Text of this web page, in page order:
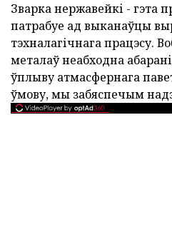
Зварка нержавейкі - гэта
патрабуе ад выканаўцы
тэхналагічнага працэсу.
металаў неабходна
ўплыву атмасфернага
ўмову, мы забяспечым